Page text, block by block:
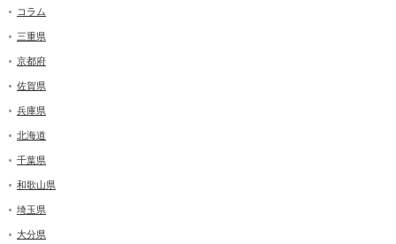
コラム
三重県
京都府
佐賀県
兵庫県
北海道
千葉県
和歌山県
埼玉県
大分県